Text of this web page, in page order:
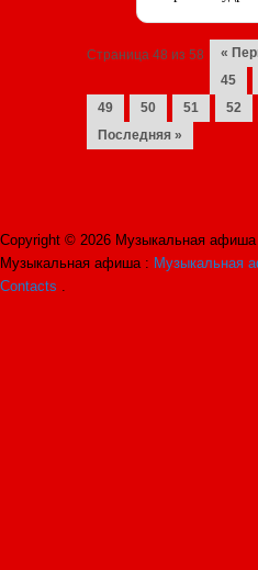
Navigation des posts
Страница 48 из 58 «
45
49
50 51 52
Последняя »
Copyright © 2026 Музыкальная
Музыкальная афиша : Музыкальная
Contacts .